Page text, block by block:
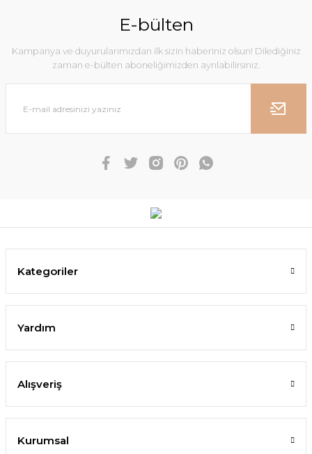
E-bülten
Kampanya ve duyurularımızdan ilk sizin haberiniz olsun! Dilediğiniz
zaman e-bülten aboneliğimizden ayrılabilirsiniz.
Kategoriler
Yardım
Alışveriş
Kurumsal